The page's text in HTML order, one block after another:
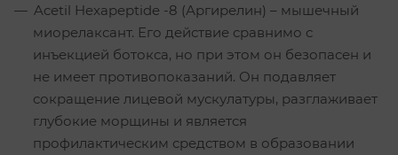
Acetil Hexapeptide -8 (Аргирелин) – мышечный
миорелаксант. Его действие сравнимо с
инъекцией ботокса, но при этом он безопасен и
не имеет противопоказаний. Он подавляет
сокращение лицевой мускулатуры, разглаживает
глубокие морщины и является
профилактическим средством в образовании